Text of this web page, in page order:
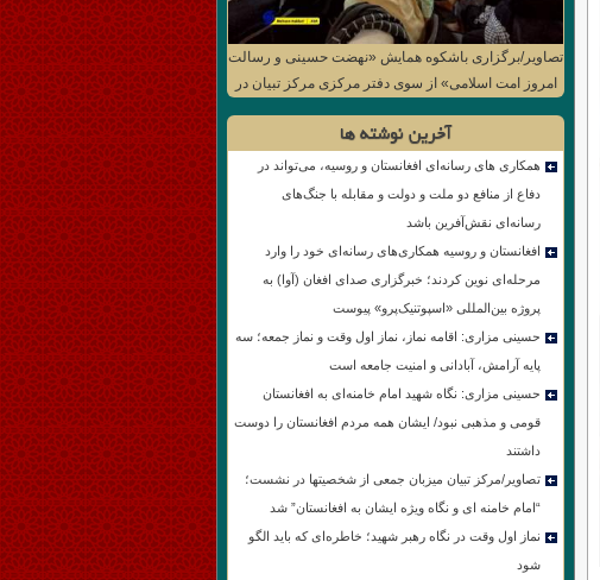
تصاویر/برگزاری باشکوه همایش «نهضت حسینی و رسالت
امروز امت اسلامی» از سوی دفتر مرکزی مرکز تبیان در
آخرین نوشته ها
همکاری های رسانه‌ای افغانستان و روسیه، می‌تواند در
دفاع از منافع دو ملت و دولت و مقابله با جنگ‌های
رسانه‌ای نقش‌آفرین باشد
افغانستان و روسیه همکاری‌های رسانه‌ای خود را وارد
مرحله‌ای نوین کردند؛ خبرگزاری صدای افغان (آوا) به
پروژه بین‌المللی «اسپوتنیک‌پرو» پیوست
حسینی مزاری: اقامه نماز، نماز اول وقت و نماز جمعه؛ سه
پایه آرامش، آبادانی و امنیت جامعه است
حسینی مزاری: نگاه شهید امام خامنه‌ای به افغانستان
قومی و مذهبی نبود/ ایشان همه مردم افغانستان را دوست
داشتند
تصاویر/مرکز تبیان میزبان جمعی از شخصیتها در نشست؛
“امام خامنه ای و نگاه ویژه ایشان به افغانستان” شد
نماز اول وقت در نگاه رهبر شهید؛ خاطره‌ای که باید الگو
شود